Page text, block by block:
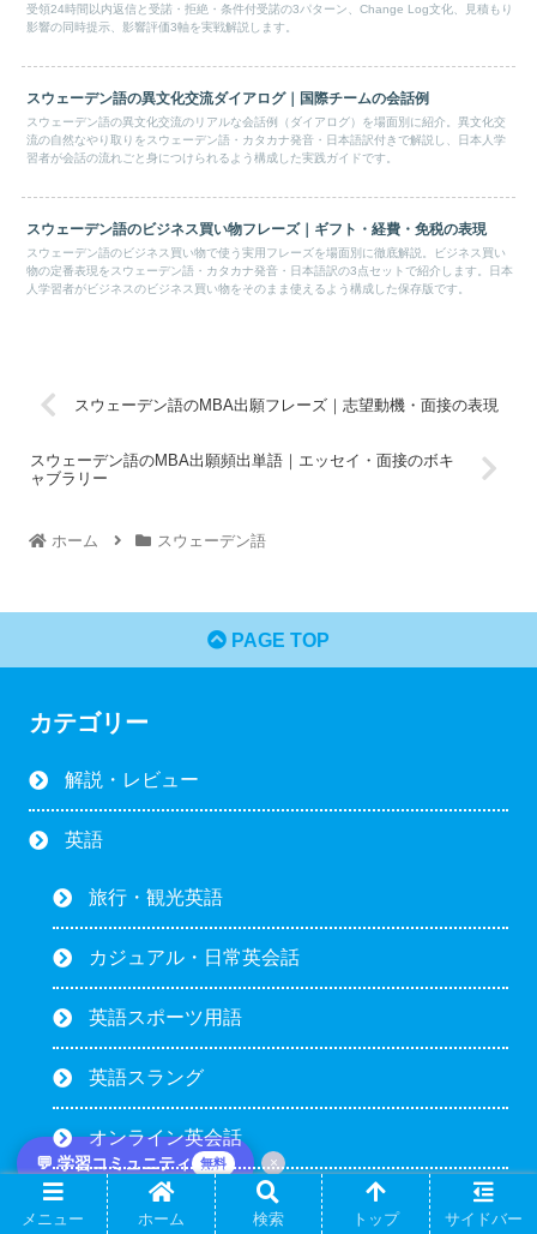
💬 学習コミュニティ 無料 ×
受領24時間以内返信と受諾・拒絶・条件付受諾の3パターン、Change Log文化、見積もり
影響の同時提示、影響評価3軸を実戦解説します。
スウェーデン語の異文化交流ダイアログ｜国際チームの会話例
スウェーデン語の異文化交流のリアルな会話例（ダイアログ）を場面別に紹介。異文化交
流の自然なやり取りをスウェーデン語・カタカナ発音・日本語訳付きで解説し、日本人学
習者が会話の流れごと身につけられるよう構成した実践ガイドです。
スウェーデン語のビジネス買い物フレーズ｜ギフト・経費・免税の表現
スウェーデン語のビジネス買い物で使う実用フレーズを場面別に徹底解説。ビジネス買い
物の定番表現をスウェーデン語・カタカナ発音・日本語訳の3点セットで紹介します。日本
人学習者がビジネスのビジネス買い物をそのまま使えるよう構成した保存版です。
スウェーデン語のMBA出願フレーズ｜志望動機・面接の表現
スウェーデン語のMBA出願頻出単語｜エッセイ・面接のボキ
ャブラリー
ホーム スウェーデン語
PAGE TOP
カテゴリー
解説・レビュー
英語
旅行・観光英語
カジュアル・日常英会話
英語スポーツ用語
英語スラング
オンライン英会話
英検
メニュー ホーム 検索 トップ サイドバー